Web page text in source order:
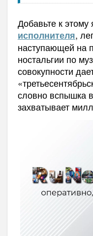
Добавьте к этому
исполнителя,
наступающей на
ностальгии по
совокупности
«
словно вспышка
захватывает